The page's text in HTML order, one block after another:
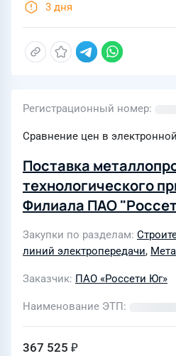
3 дня
Регистрационный номер
Сравнение цен в
Поставка
технологического
Филиала ПАО
Закупки по разделам
линий электропередачи,
Заказчик ПАО «Россети Юг»
Наименование ЭТП
367 525 ₽